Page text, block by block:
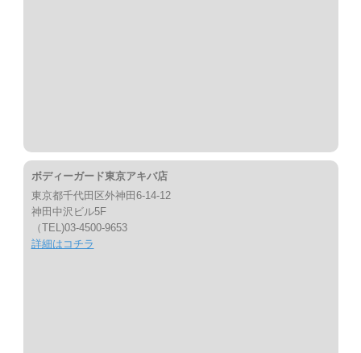
ボディーガード東京アキバ店
東京都千代田区外神田6-14-12
神田中沢ビル5F
（TEL)03-4500-9653
詳細はコチラ